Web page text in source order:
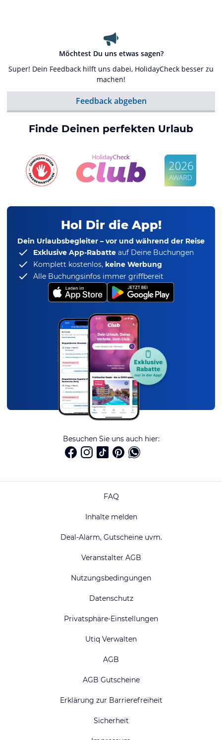
Möchtest Du uns etwas sagen?
Super! Dein Feedback hilft uns dabei, HolidayCheck besser zu
machen!
Feedback abgeben
Finde Deinen perfekten Urlaub
Hol Dir die App!
Dein Urlaubsbegleiter – vor und während der Reise
Exklusive App-Rabatte auf Deine Buchungen
Komplett kostenlos, keine Werbung
Alle Buchungsinfos immer griffbereit
Besuchen Sie uns auch hier:
FAQ
Inhalte melden
Deal-Alarm, Gutscheine uvm.
Veranstalter AGB
Nutzungsbedingungen
Datenschutz
Privatsphäre-Einstellungen
Utiq Verwalten
AGB
AGB Gutscheine
Erklärung zur Barrierefreiheit
Sicherheit